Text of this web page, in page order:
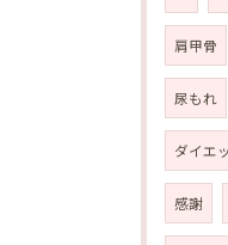
肩甲骨
尿もれ
ダイエ
感謝